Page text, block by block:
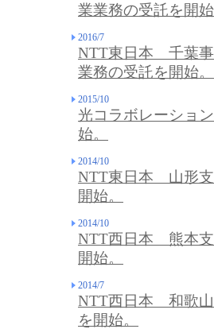
業業務の受託を開始
2016/7
NTT東日本 千葉事
業務の受託を開始。
2015/10
光コラボレーショ
始。
2014/10
NTT東日本 山形支
開始。
2014/10
NTT西日本 熊本支
開始。
2014/7
NTT西日本 和歌山
を開始。